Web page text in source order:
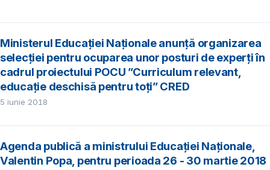
Ministerul Educației Naționale anunță organizarea
selecției pentru ocuparea unor posturi de experți în
cadrul proiectului POCU ”Curriculum relevant,
educație deschisă pentru toți” CRED
5 iunie 2018
Agenda publică a ministrului Educației Naționale,
Valentin Popa, pentru perioada 26 - 30 martie 2018